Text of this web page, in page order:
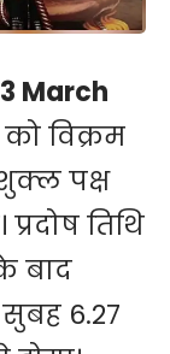
March
को विक्रम
पक्ष
तिथि
बाद
सुबह 6.27